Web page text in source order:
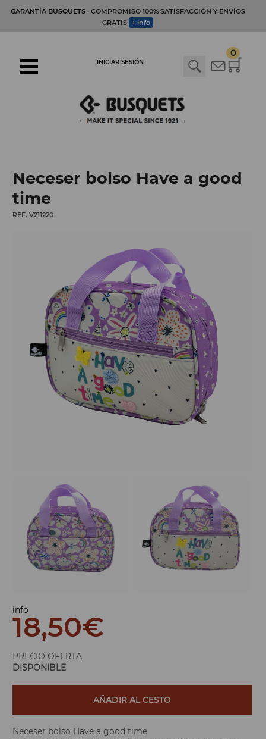
GARANTÍA BUSQUETS· COMPROMISO 100% SATISFACCIÓN Y ENVÍOS
GRATIS + info
0
INICIAR SESIÓN
Neceser bolso Have a good
time
REF. V211220
info
18,50€
PRECIO OFERTA
DISPONIBLE
AÑADIR AL CESTO
Neceser bolso Have a good time